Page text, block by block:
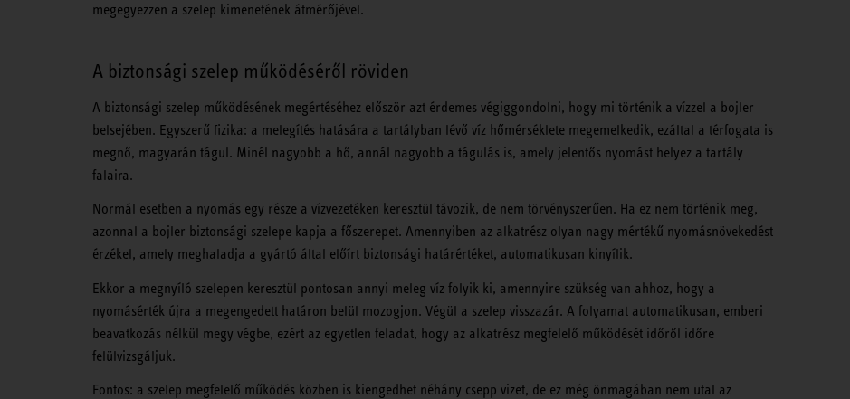
megegyezzen a szelep kimenetének átmérőjével.
A biztonsági szelep működéséről röviden
A biztonsági szelep működésének megértéséhez először azt érdemes végiggondolni, hogy mi történik a vízzel a bojler
belsejében. Egyszerű fizika: a melegítés hatására a tartályban lévő víz hőmérséklete megemelkedik, ezáltal a térfogata is
megnő, magyarán tágul. Minél nagyobb a hő, annál nagyobb a tágulás is, amely jelentős nyomást helyez a tartály
falaira.
Normál esetben a nyomás egy része a vízvezetéken keresztül távozik, de nem törvényszerűen. Ha ez nem történik meg,
azonnal a bojler biztonsági szelepe kapja a főszerepet. Amennyiben az alkatrész olyan nagy mértékű nyomásnövekedést
érzékel, amely meghaladja a gyártó által előírt biztonsági határértéket, automatikusan kinyílik.
Ekkor a megnyíló szelepen keresztül pontosan annyi meleg víz folyik ki, amennyire szükség van ahhoz, hogy a
nyomásérték újra a megengedett határon belül mozogjon. Végül a szelep visszazár. A folyamat automatikusan, emberi
beavatkozás nélkül megy végbe, ezért az egyetlen feladat, hogy az alkatrész megfelelő működését időről időre
felülvizsgáljuk.
Fontos: a szelep megfelelő működés közben is kiengedhet néhány csepp vizet, de ez még önmagában nem utal az